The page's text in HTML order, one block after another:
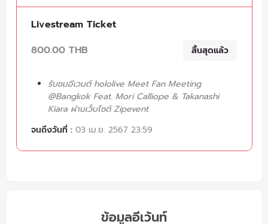
Livestream Ticket
800.00 THB
สิ้นสุดแล้ว
รับชมอีเวนต์ hololive Meet Fan Meeting
@Bangkok Feat. Mori Calliope & Takanashi
Kiara ผ่านเว็บไซต์ Zipevent
จนถึงวันที่ : 03 เม.ย. 2567 23:59
ข้อมูลอีเว้นท์